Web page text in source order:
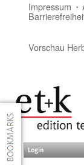
Impressum
Vorschau
Login